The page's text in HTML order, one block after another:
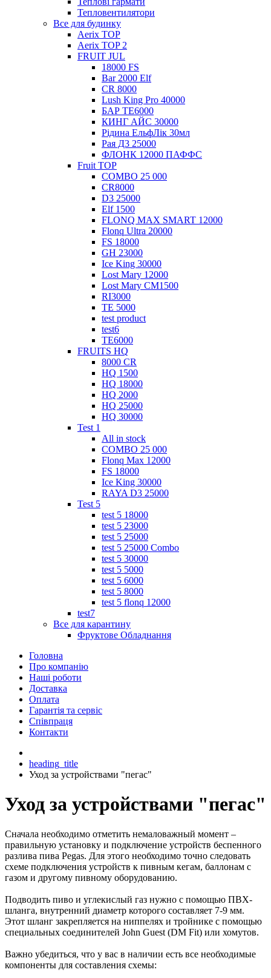
Тепловентилятори
Все для будинку
Aerix TOP
Aerix TOP 2
FRUIT JUL
18000 FS
Bar 2000 Elf
CR 8000
Lush King Pro 40000
БАР ТЕ6000
КИНГ АЙС 30000
Рідина ЕльфЛік 30мл
Рая Д3 25000
ФЛОНК 12000 ПАФФС
Fruit TOP
COMBO 25 000
CR8000
D3 25000
Elf 1500
FLONQ MAX SMART 12000
Flonq Ultra 20000
FS 18000
GH 23000
Ice King 30000
Lost Mary 12000
Lost Mary CM1500
RI3000
TE 5000
test product
test6
ТЕ6000
FRUITS HQ
8000 CR
HQ 1500
HQ 18000
HQ 2000
HQ 25000
HQ 30000
Test 1
All in stock
COMBO 25 000
Flonq Max 12000
FS 18000
Ice King 30000
RAYA D3 25000
Test 5
test 5 18000
test 5 23000
test 5 25000
test 5 25000 Combo
test 5 30000
test 5 5000
test 5 6000
test 5 8000
test 5 flonq 12000
test7
Все для карантину
Фруктове Обладнання
Головна
Про компанію
Наші роботи
Доставка
Оплата
Гарантія та сервіс
Співпраця
Контакти
heading_title
Уход за устройствами "пегас"
Уход за устройствами "пегас"
Сначала необходимо отметить немаловажный момент –
правильную установку и подключение устройств беспенного
разлива пива Pegas. Для этого необходимо точно следовать
схеме подключения устройств к пивным кегам, баллонам с
газом и другому пивному оборудованию.
Подводить пиво и углекислый газ нужно с помощью ПВХ-
шланга, внутренний диаметр которого составляет 7-9 мм.
Этот шланг закрепляется на ниппелях и тройнике с помощью
специальных соединителей John Guest (DM Fit) или хомутов.
Важно убедиться, что у вас в наличии есть все необходимые
компоненты для составления схемы: